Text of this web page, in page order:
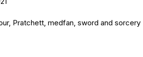
Pratchett, medfan, sword and sorcery